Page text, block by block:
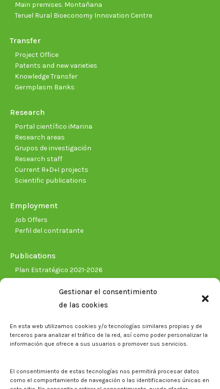
Gestionar el consentimiento
de las cookies
En esta web utilizamos cookies y/o tecnologías similares propias y de
terceros para analizar el tráfico de la red, así como poder personalizar la
información que ofrece a sus usuarios o promover sus servicios.
El consentimiento de estas tecnologías nos permitirá procesar datos
como el comportamiento de navegación o las identificaciones únicas en
Main premises. Montañana
Teruel Rural Bioeconomy Innovation Centre
Transfer
Project Office
Patents and new varieties
Knowledge Transfer
Germplasm Banks
Research
Portal científico iMarina
Research areas
Grupos de investigación
Research staff
Current R+D+I projects
Scientific publications
Employment
Job Offers
Perfil del contratante
Publications
Plan Estratégico 2021-2026
Memorias corporativas
Biblioteca. Repositorio CITAREA
Noticias
Eventos
Boletín electrónico cita2